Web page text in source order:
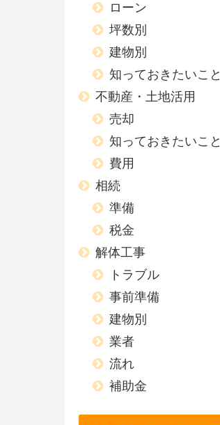
ローン
坪数別
建物別
知っておきたいこと
不動産・土地活用
売却
知っておきたいこと
費用
相続
準備
税金
解体工事
トラブル
事前準備
建物別
業者
流れ
補助金